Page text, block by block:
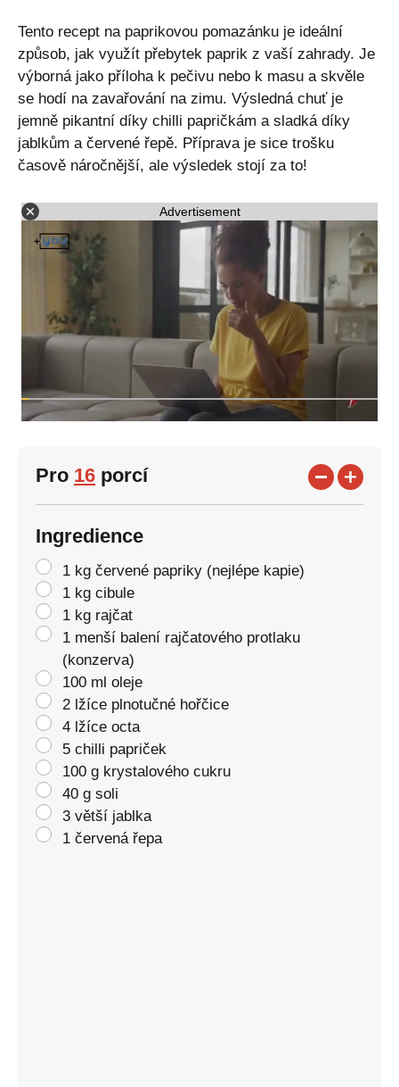
Tento recept na paprikovou pomazánku je ideální
způsob, jak využít přebytek paprik z vaší zahrady. Je
výborná jako příloha k pečivu nebo k masu a skvěle
se hodí na zavařování na zimu. Výsledná chuť je
jemně pikantní díky chilli papričkám a sladká díky
jablkům a červené řepě. Příprava je sice trošku
časově náročnější, ale výsledek stojí za to!
Advertisement
Pro 16 porcí
Ingredience
1 kg červené papriky (nejlépe kapie)
1 kg cibule
1 kg rajčat
1 menší balení rajčatového protlaku
(konzerva)
100 ml oleje
2 lžíce plnotučné hořčice
4 lžíce octa
5 chilli papriček
100 g krystalového cukru
40 g soli
3 větší jablka
1 červená řepa